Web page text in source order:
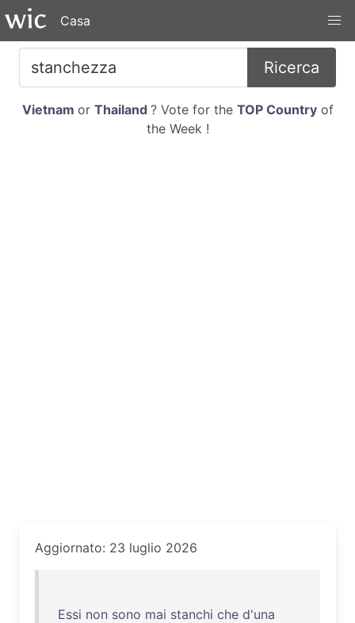
Casa
Ricerca
Vietnam or Thailand ? Vote for the TOP Countryof
the Week !
Aggiornato: 23 luglio 2026
Essi non sono mai stanchi che d'una